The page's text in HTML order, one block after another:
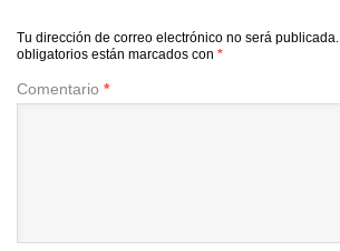
Tu dirección de correo electrónico no será publicada.
obligatorios están marcados con *
Comentario *